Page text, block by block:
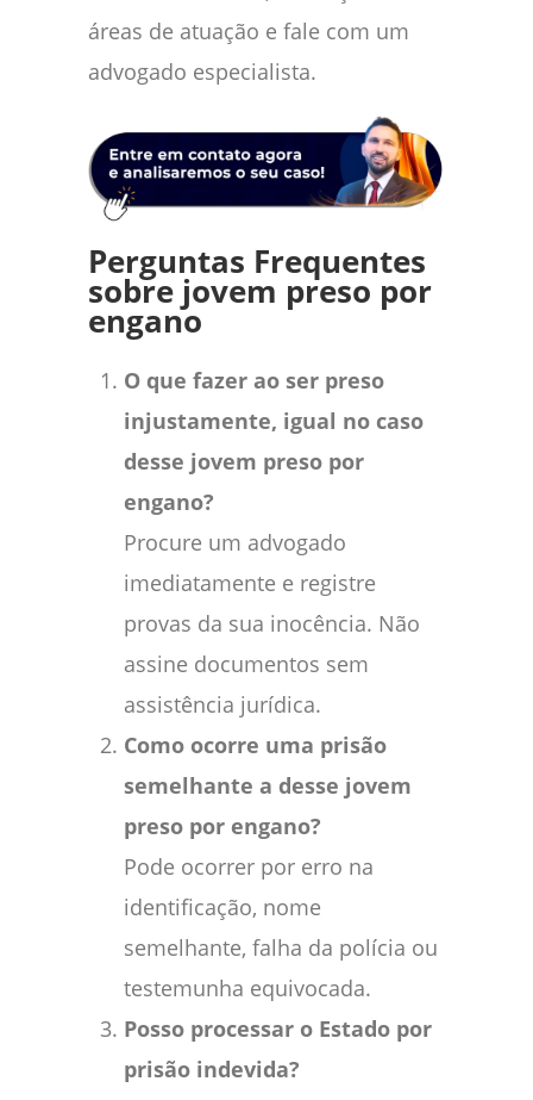
áreas de atuação e fale com um
advogado especialista.
Perguntas Frequentes
sobre jovem preso por
engano
O que fazer ao ser preso
injustamente, igual no caso
desse jovem preso por
engano?
Procure um advogado
imediatamente e registre
provas da sua inocência. Não
assine documentos sem
assistência jurídica.
Como ocorre uma prisão
semelhante a desse jovem
preso por engano?
Pode ocorrer por erro na
identificação, nome
semelhante, falha da polícia ou
testemunha equivocada.
Posso processar o Estado por
prisão indevida?